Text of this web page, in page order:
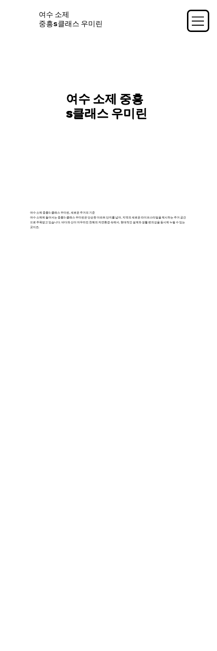
여수 소제
중흥s클래스 우미린
여수 소제 중흥
s클래스 우미린
여수 소제 중흥S-클래스 우미린, 새로운 주거의 기준
여수 소제에 들어서는 중흥S-클래스 우미린은 단순한 아파트 단지를 넘어, 지역의 새로운 라이프스타일을 제시하는 주거 공간
으로 주목받고 있습니다. 바다와 산이 어우러진 천혜의 자연환경 속에서, 현대적인 설계와 생활 편의성을 동시에 누릴 수 있는
곳이죠.